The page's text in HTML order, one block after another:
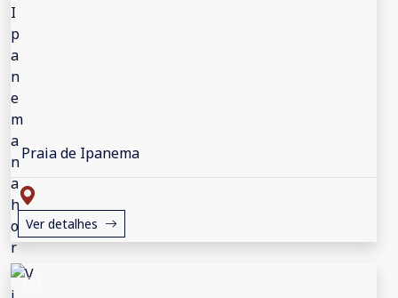
Praia de Ipanema
Ver detalhes